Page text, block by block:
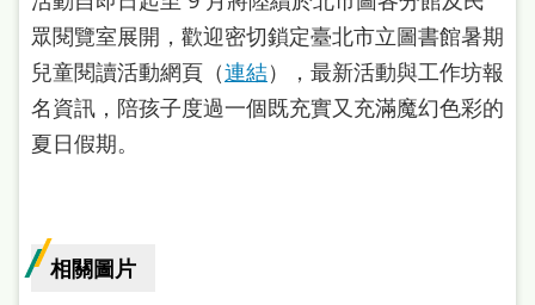
雙
語
詞
彙
通
眾閱覽室展開，歡迎密切鎖定臺北市立圖書館暑期
兒童閱讀活動網頁（連結），最新活動與工作坊報
名資訊，陪孩子度過一個既充實又充滿魔幻色彩的
夏日假期。
相關圖片